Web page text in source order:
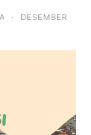
·
DESEMBER